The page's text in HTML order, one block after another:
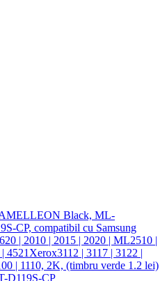
Black, ML-
CP, compatibil cu Samsung
| 2010 | 2015 | 2020 | ML2510 |
4521Xerox3112 | 3117 | 3122 |
| 1110, 2K, (timbru verde 1.2 lei)
D119S-CP